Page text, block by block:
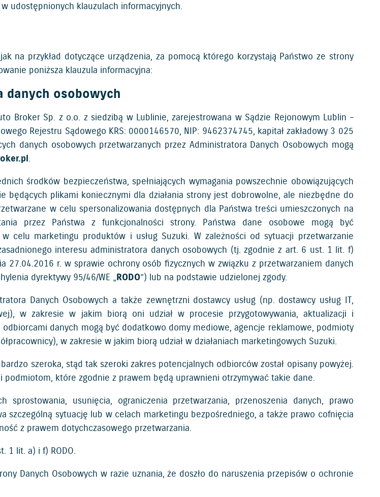
udostępnionych klauzulach informacyjnych.
na przykład dotyczące urządzenia, za pomocą którego korzystają Państwo ze strony
poniższa klauzula informacyjna:
danych osobowych
Broker Sp. z o.o. z siedzibą w Lublinie, zarejestrowana w Sądzie Rejonowym Lublin –
Rejestru Sądowego KRS: 0000146570, NIP: 9462374745, kapitał zakładowy 3 025
danych osobowych przetwarzanych przez Administratora Danych Osobowych mogą
.
środków bezpieczeństwa, spełniających wymagania powszechnie obowiązujących
plikami koniecznymi dla działania strony jest dobrowolne, ale niezbędne do
w celu spersonalizowania dostępnych dla Państwa treści umieszczonych na
przez Państwa z funkcjonalności strony. Państwa dane osobowe mogą być
celu marketingu produktów i usług Suzuki. W zależności od sytuacji przetwarzanie
interesu administratora danych osobowych (tj. zgodnie z art. 6 ust. 1 lit. f)
27.04.2016 r. w sprawie ochrony osób fizycznych w związku z przetwarzaniem danych
dyrektywy 95/46/WE „RODO”) lub na podstawie udzielonej zgody.
Danych Osobowych a także zewnętrzni dostawcy usług (np. dostawcy usług IT,
w zakresie w jakim biorą oni udział w procesie przygotowywania, aktualizacji i
danych mogą być dodatkowo domy mediowe, agencje reklamowe, podmioty
w zakresie w jakim biorą udział w działaniach marketingowych Suzuki.
szeroka, stąd tak szeroki zakres potencjalnych odbiorców został opisany powyżej.
które zgodnie z prawem będą uprawnieni otrzymywać takie dane.
usunięcia, ograniczenia przetwarzania, przenoszenia danych, prawo
szczególną sytuację lub w celach marketingu bezpośredniego, a także prawo cofnięcia
z prawem dotychczasowego przetwarzania.
1 lit. a) i f) RODO.
Danych Osobowych w razie uznania, że doszło do naruszenia przepisów o ochronie